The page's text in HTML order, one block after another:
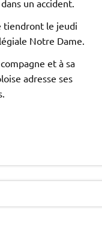
un accident.
tiendront le jeudi
Notre Dame.
et à sa
adresse ses